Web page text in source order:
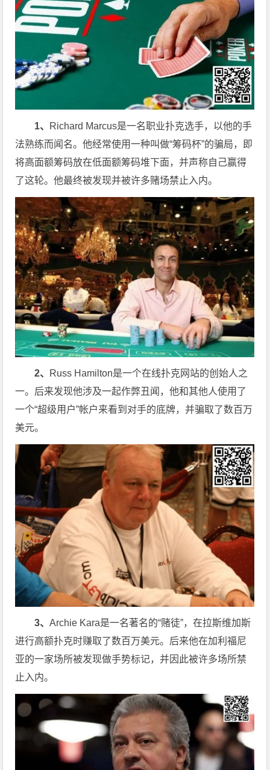
1、 Richard Marcus是一名职业扑克选手，以他的手
法熟练而闻名。他经常使用一种叫做“筹码杯”的骗局，即
将高面额筹码放在低面额筹码堆下面，并声称自己赢得
了这轮。他最终被发现并被许多赌场禁止入内。
2、 Russ Hamilton是一个在线扑克网站的创始人之
一。后来发现他涉及一起作弊丑闻，他和其他人使用了
一个“超级用户”帐户来看到对手的底牌，并骗取了数百万
美元。
3、Archie Kara是一名著名的“赌徒”，在拉斯维加斯
进行高额扑克时赚取了数百万美元。后来他在加利福尼
亚的一家场所被发现做手势标记，并因此被许多场所禁
止入内。